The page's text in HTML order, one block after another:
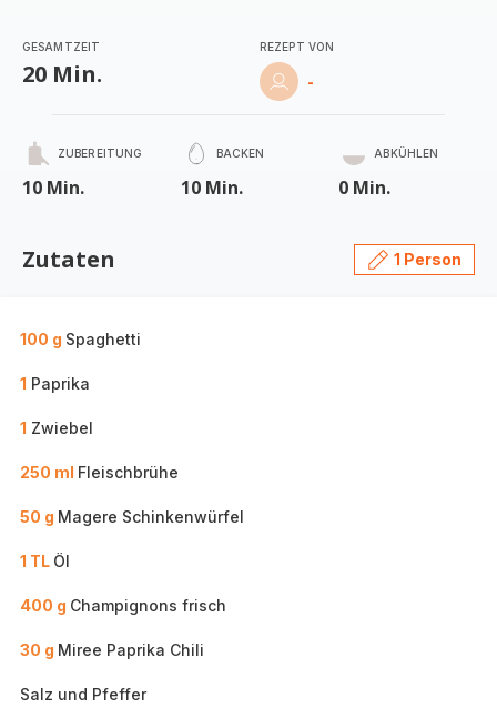
GESAMTZEIT
20 Min.
REZEPT VON
-
ZUBEREITUNG
10 Min.
BACKEN
10 Min.
ABKÜHLEN
0 Min.
Zutaten 1 Person
100 g Spaghetti
1 Paprika
1 Zwiebel
250 ml Fleischbrühe
50 g Magere Schinkenwürfel
1 TL Öl
400 g Champignons frisch
30 g Miree Paprika Chili
Salz und Pfeffer